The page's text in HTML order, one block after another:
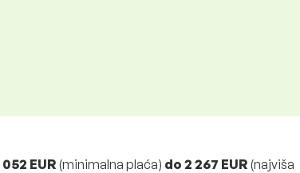
052 EUR (minimalna plaća) do 2 267 EUR (najviša